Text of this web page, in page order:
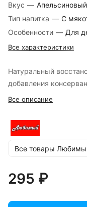
Вкус — Апельсиновый
Тип напитка — С
Особенности — Для
Все характеристики
Натуральный
добавления
Все описание
Все товары
295 ₽